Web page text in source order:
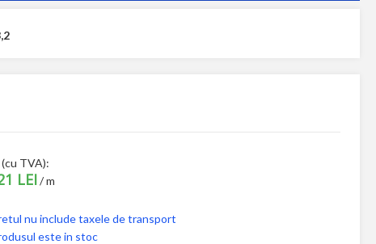
TVA):
LEI / m
nu include taxele de transport
este in stoc